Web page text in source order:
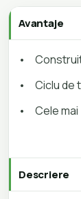
Avantaje
•
•
Ciclu de
•
Cele
Descriere